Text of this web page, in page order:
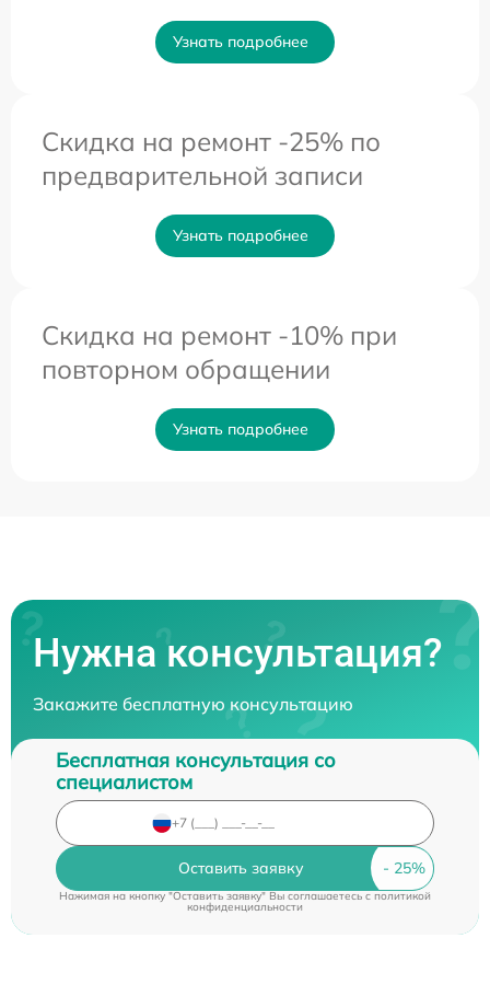
Узнать подробнее
Скидка на ремонт -25% по
предварительной записи
Узнать подробнее
Скидка на ремонт -10% при
повторном обращении
Узнать подробнее
Нужна консультация?
Закажите бесплатную консультацию
Бесплатная консультация со
специалистом
Оставить заявку
Нажимая на кнопку "Оставить заявку" Вы соглашаетесь cполитикой
конфиденциальности